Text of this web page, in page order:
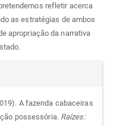
refletir acerca
as estratégias de ambos
apropriação da narrativa
A fazenda cabaceiras
possessória. Raízes: